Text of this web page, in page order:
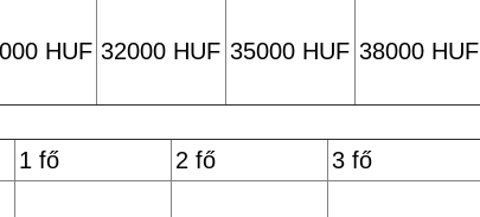
HUF 32000 HUF 35000 HUF 38000 HUF
1 fő 2 fő
3 fő